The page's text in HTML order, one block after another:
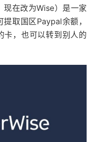
现在改为Wise）是一家
取国区Paypal余额，
卡，也可以转到别人的